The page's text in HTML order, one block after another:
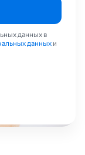
данных в
данных и